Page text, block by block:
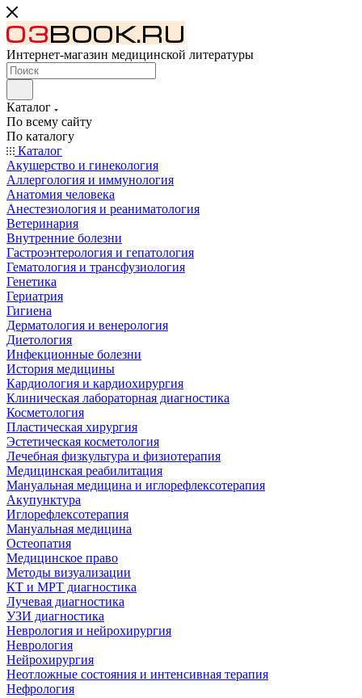
Интернет-магазин медицинской литературы
Каталог
По всему сайту
По каталогу
Каталог
Акушерство и гинекология
Аллергология и иммунология
Анатомия человека
Анестезиология и реаниматология
Ветеринария
Внутренние болезни
Гастроэнтерология и гепатология
Гематология и трансфузиология
Генетика
Гериатрия
Гигиена
Дерматология и венерология
Диетология
Инфекционные болезни
История медицины
Кардиология и кардиохирургия
Клиническая лабораторная диагностика
Косметология
Пластическая хирургия
Эстетическая косметология
Лечебная физкультура и физиотерапия
Медицинская реабилитация
Мануальная медицина и иглорефлексотерапия
Акупунктура
Иглорефлексотерапия
Мануальная медицина
Остеопатия
Медицинское право
Методы визуализации
КТ и МРТ диагностика
Лучевая диагностика
УЗИ диагностика
Неврология и нейрохирургия
Неврология
Нейрохирургия
Неотложные состояния и интенсивная терапия
Нефрология